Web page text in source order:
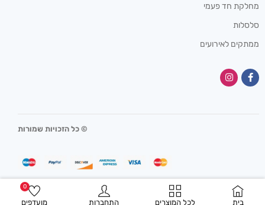
בית לכל המוצרים התחברות מועדפים
0
מחלקת חד פעמי
סלסלות
ממתקים לאירועים
© כל הזכויות שמורות